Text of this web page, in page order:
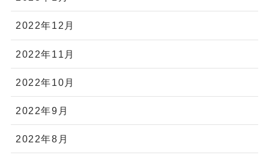
2022年12月
2022年11月
2022年10月
2022年9月
2022年8月